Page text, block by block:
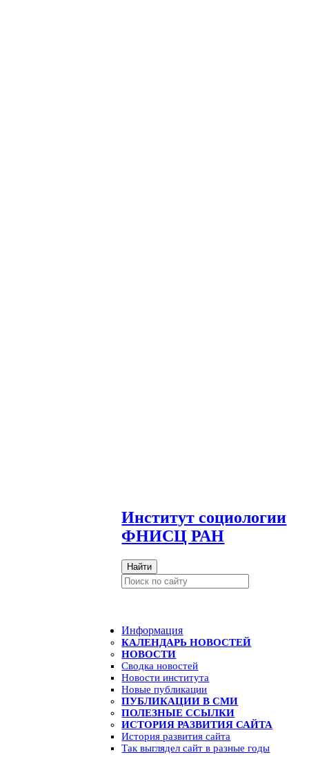
Институт социологии
ФНИСЦ РАН
Найти
Информация
КАЛЕНДАРЬ НОВОСТЕЙ
НОВОСТИ
Сводка новостей
Новости института
Новые публикации
ПУБЛИКАЦИИ В СМИ
ПОЛЕЗНЫЕ ССЫЛКИ
ИСТОРИЯ РАЗВИТИЯ САЙТА
История развития сайта
Так выглядел сайт в разные годы